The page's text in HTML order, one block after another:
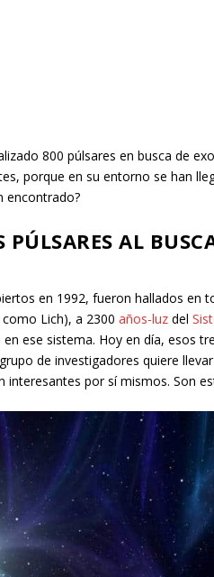
800 púlsares en busca de
porque en su entorno se han
encontrado?
AL
en 1992, fueron hallados en
Lich), a 2300años-luz del
ese sistema. Hoy en día, esos
de investigadores quiere
interesantes por sí mismos. Son